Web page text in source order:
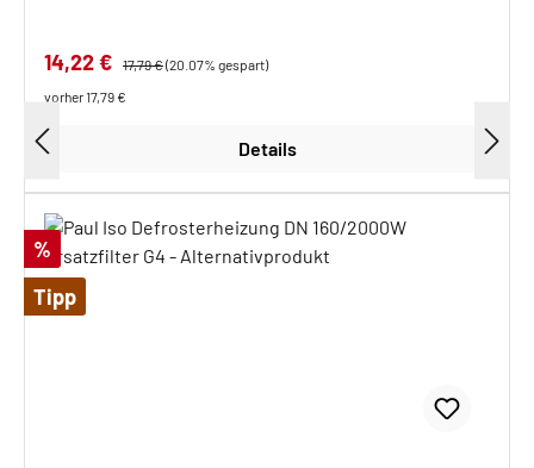
Verkaufspreis:
14,22 € Regulärer Preis:
17,79 €(20.07% gespart)
vorher 17,79 €
Details
Rabatt
%
Tipp